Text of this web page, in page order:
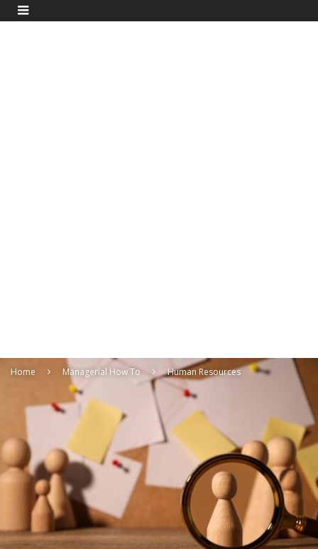
Home Managerial How To Human Resources